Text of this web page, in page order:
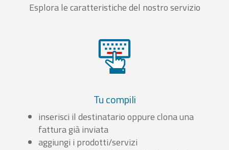
Esplora le caratteristiche del nostro servizio
Tu compili
inserisci il destinatario oppure clona una
fattura già inviata
aggiungi i prodotti/servizi